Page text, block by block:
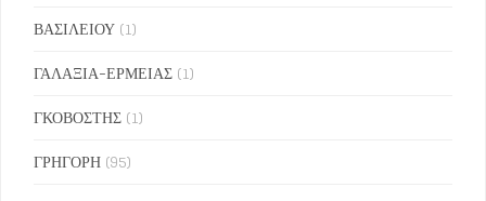
ΒΑΣΙΛΕΙΟΥ (1)
ΓΑΛΑΞΙΑ-ΕΡΜΕΙΑΣ (1)
ΓΚΟΒΟΣΤΗΣ (1)
ΓΡΗΓΟΡΗ (95)